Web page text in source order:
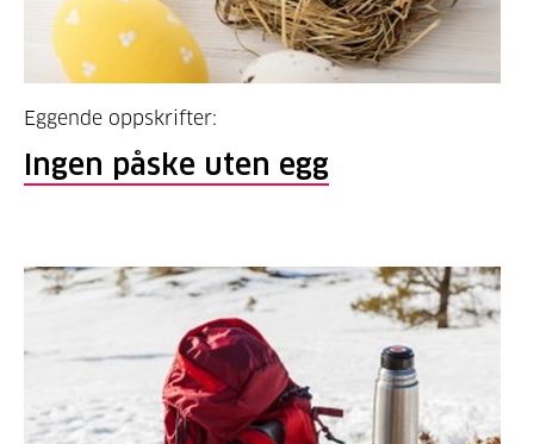
Eggende oppskrifter:
Ingen påske uten egg